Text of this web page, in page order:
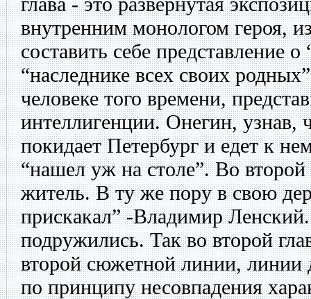
внутренним монологом героя,
составить себе представление
“наследнике всех своих
человеке того времени,
интеллигенции. Онегин, узнав,
покидает Петербург и едет к
“нашел уж на столе”. Во второй
житель. В ту же пору в свою
прискакал” -Владимир
подружились. Так во второй
второй сюжетной линии,
по принципу несовпадения